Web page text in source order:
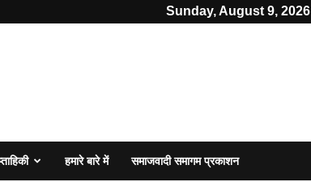
Sunday, August 9, 2026
हमारे बारे में समाजवादी समागम प्रकाशन